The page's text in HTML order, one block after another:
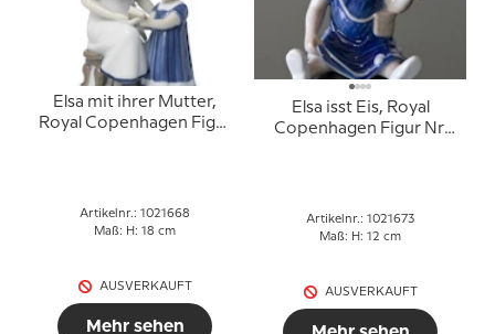
Elsa mit ihrer Mutter,
Royal Copenhagen Figur
Artikelnr.: 1021668
Maß: H: 18 cm
AUSVERKAUFT
Mehr sehen
Elsa isst Eis, Royal
Copenhagen Figur Nr.
Artikelnr.: 1021673
Maß: H: 12 cm
AUSVERKAUFT